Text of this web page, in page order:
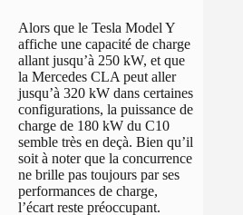
Alors que le Tesla Model Y
affiche une capacité de charge
allant jusqu’à 250 kW, et que
la Mercedes CLA peut aller
jusqu’à 320 kW dans certaines
configurations, la puissance de
charge de 180 kW du C10
semble très en deçà. Bien qu’il
soit à noter que la concurrence
ne brille pas toujours par ses
performances de charge,
l’écart reste préoccupant.